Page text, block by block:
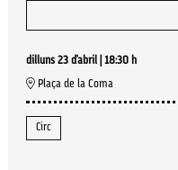
dilluns 23 d’abril
18:30 h
Plaça de la Coma
Circ